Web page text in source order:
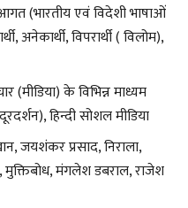
(भारतीय एवं विदेशी भाषाओं
अनेकार्थी, विपरार्थी ( विलोम),
(मीडिया) के विभिन्न माध्यम
हिन्दी सोशल मीडिया
जयशंकर प्रसाद, निराला,
मुक्तिबोध, मंगलेश डबराल, राजेश